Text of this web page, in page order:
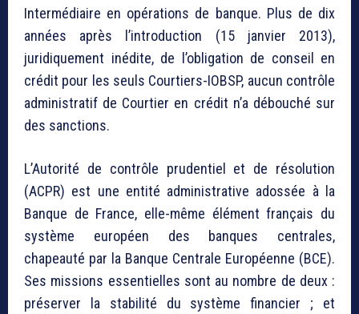
Intermédiaire en opérations de banque. Plus de dix
années après l’introduction (15 janvier 2013),
juridiquement inédite, de l’obligation de conseil en
crédit pour les seuls Courtiers-IOBSP, aucun contrôle
administratif de Courtier en crédit n’a débouché sur
des sanctions.
L’Autorité de contrôle prudentiel et de résolution
(ACPR) est une entité administrative adossée à la
Banque de France, elle-même élément français du
système européen des banques centrales,
chapeauté par la Banque Centrale Européenne (BCE).
Ses missions essentielles sont au nombre de deux :
préserver la stabilité du système financier ; et